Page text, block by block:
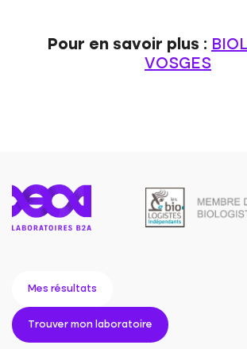
Pour en savoir plus :
VOSGES
Mes résultats
Trouver mon laboratoire